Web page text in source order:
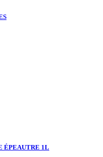
ÉPEAUTRE 1L